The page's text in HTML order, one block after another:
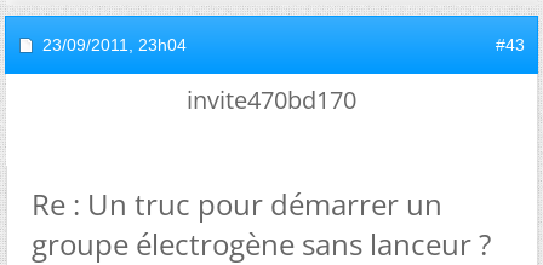
23/09/2011, 23h04 #43
invite470bd170
Re : Un truc pour démarrer un
groupe électrogène sans lanceur ?